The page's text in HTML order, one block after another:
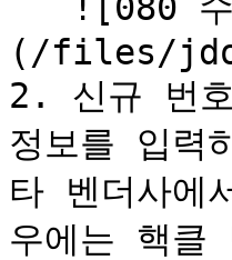
(/files/
2. 신규 번
정보를 입력
타 벤더사에
우에는 핵클